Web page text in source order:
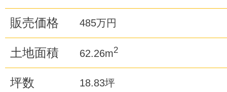
販売価格 485万円
土地面積 62.26m2
坪数 18.83坪